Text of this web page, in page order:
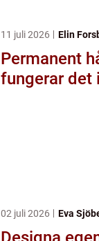
11 juli 2026 Elin
Permanent
fungerar det
02 juli 2026 Eva